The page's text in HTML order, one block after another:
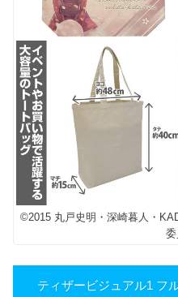
©2015 丸戸史明・深崎暮人・
委
ティザービジュアル1 フ